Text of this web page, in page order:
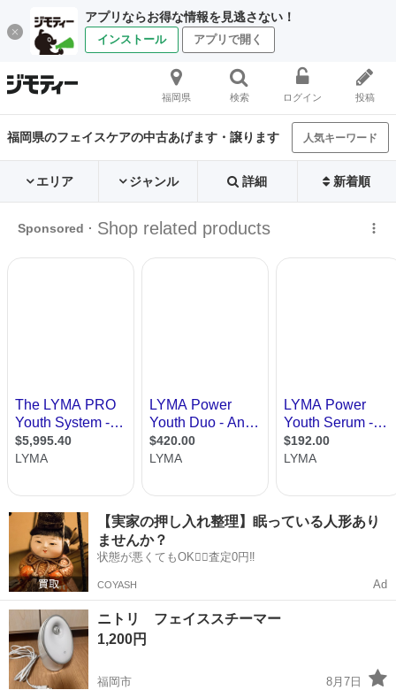
アプリならお得な情報を見逃さない！
インストール アプリで開く
福岡県 検索 ログイン 投稿
福岡県のフェイスケアの中古あげます・譲ります 人気キーワード
エリア ジャンル 詳細 新着順
【実家の押し入れ整理】眠っている人形あり
ませんか？
状態が悪くてもOK🙆‍♀️査定0円‼️
COYASH Ad
ニトリ フェイススチーマー
1,200円
福岡市
8月7日